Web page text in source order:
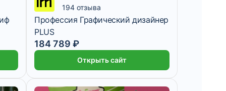
194 отзыва
Профессия Графический дизайнер
PLUS
184 789 ₽
Открыть сайт